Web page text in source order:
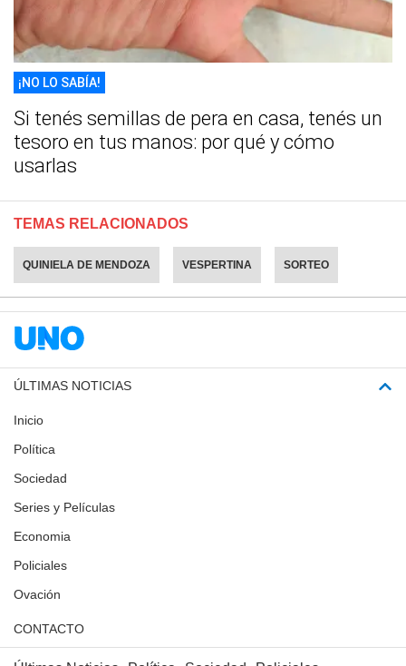
¡NO LO SABÍA!
Si tenés semillas de pera en casa, tenés un
tesoro en tus manos: por qué y cómo
usarlas
TEMAS RELACIONADOS
QUINIELA DE MENDOZA VESPERTINA SORTEO
ÚLTIMAS NOTICIAS
Inicio
Política
Sociedad
Series y Películas
Economia
Policiales
Ovación
CONTACTO